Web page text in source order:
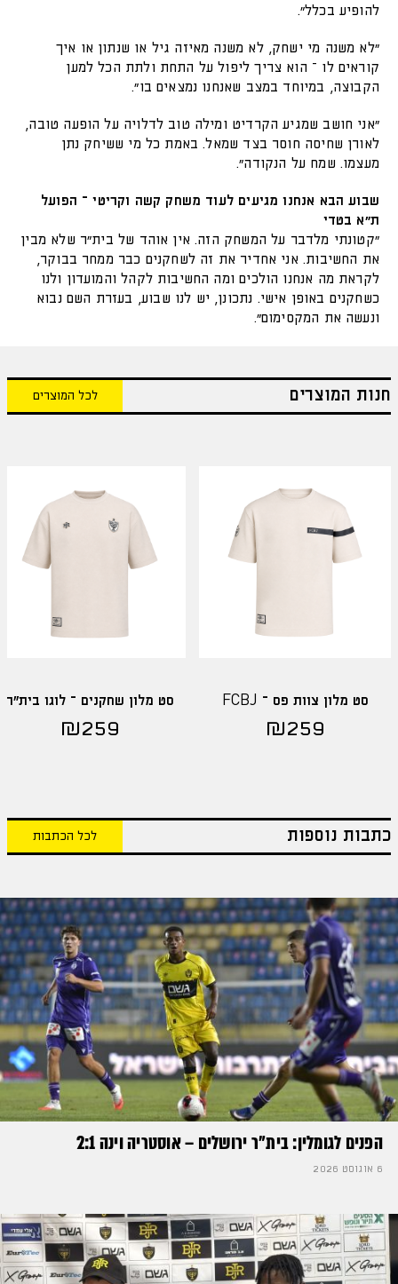
להופיע בכלל".
"לא משנה מי ישחק, לא משנה מאיזה גיל או שנתון או איך
קוראים לו – הוא צריך ליפול על התחת ולתת הכל למען
הקבוצה, במיוחד במצב שאנחנו נמצאים בו".
"אני חושב שמגיע הקרדיט ומילה טוב לדלויה על הופעה טובה,
לאורן שחיסה חוסר בצד שמאל. באמת כל מי ששיחק נתן
מעצמו. שמח על הנקודה".
שבוע הבא אנחנו מגיעים לעוד משחק קשה וקריטי – הפועל
ת״א בטדי
"קטונתי מלדבר על המשחק הזה. אין אוהד של בית״ר שלא מבין
את החשיבות. אני אחדיר את זה לשחקנים כבר ממחר בבוקר,
לקראת מה אנחנו הולכים ומה החשיבות לקהל והמועדון ולנו
כשחקנים באופן אישי. נתכונן, יש לנו שבוע, בעזרת השם נבוא
ונעשה את המקסימום".
חנות המוצרים לכל המוצרים
סט מלון צוות פס – FCBJ
₪259
סט מלון שחקנים – לוגו בית"ר
₪259
כתבות נוספות לכל הכתבות
הפנים לגומלין: בית״ר ירושלים – אוסטריה וינה 2:1
6 אוגוסט 2026